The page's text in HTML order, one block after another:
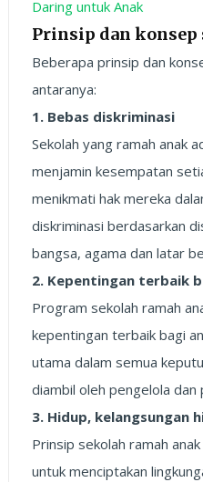
Daring untuk Anak
Prinsip dan konsep
Beberapa prinsip dan
antaranya:
1. Bebas diskriminasi
Sekolah yang ramah anak
menjamin kesempatan
menikmati hak mereka
diskriminasi berdasarkan
bangsa, agama dan latar
2. Kepentingan terbaik
Program sekolah ramah
kepentingan terbaik bagi
utama dalam semua
diambil oleh pengelola dan
3. Hidup, kelangsungan
Prinsip sekolah ramah
untuk menciptakan